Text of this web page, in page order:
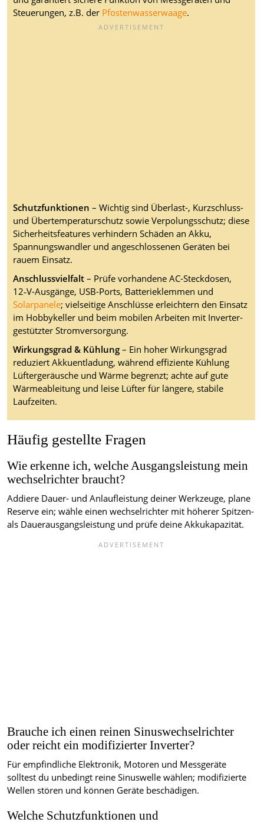
Steuerungen, z.B. der Pfostenwasserwaage.
Schutzfunktionen – Wichtig sind Überlast-, Kurzschluss-
und Übertemperaturschutz sowie Verpolungsschutz; diese
Sicherheitsfeatures verhindern Schäden an Akku,
Spannungswandler und angeschlossenen Geräten bei
rauem Einsatz.
Anschlussvielfalt– Prüfe vorhandene AC-Steckdosen,
12‑V-Ausgänge, USB-Ports, Batterieklemmen und
Solarpanele; vielseitige Anschlüsse erleichtern den Einsatz
im Hobbykeller und beim mobilen Arbeiten mit Inverter-
gestützter Stromversorgung.
Wirkungsgrad & Kühlung– Ein hoher Wirkungsgrad
reduziert Akkuentladung, während effiziente Kühlung
Lüftergeräusche und Wärme begrenzt; achte auf gute
Wärmeableitung und leise Lüfter für längere, stabile
Laufzeiten.
Häufig gestellte Fragen
Wie erkenne ich, welche Ausgangsleistung mein
wechselrichter braucht?
Addiere Dauer- und Anlaufleistung deiner Werkzeuge, plane
Reserve ein; wähle einen wechselrichter mit höherer Spitzen-
als Dauerausgangsleistung und prüfe deine Akkukapazität.
Brauche ich einen reinen Sinuswechselrichter
oder reicht ein modifizierter Inverter?
Für empfindliche Elektronik, Motoren und Messgeräte
solltest du unbedingt reine Sinuswelle wählen; modifizierte
Wellen stören und können Geräte beschädigen.
Welche Schutzfunktionen und